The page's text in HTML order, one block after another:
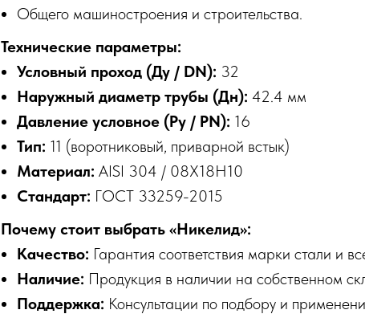
Общего машиностроения и строительства.
Технические параметры:
Условный проход (Ду / DN): 32
Наружный диаметр трубы (Дн): 42.4 мм
Давление условное (Ру / PN): 16
Тип: 11 (воротниковый, приварной встык)
Материал: AISI 304 / 08Х18Н10
Стандарт: ГОСТ 33259-2015
Почему стоит выбрать «Никелид»:
Качество: Гарантия соответствия марки стали и
Наличие: Продукция в наличии на собственном
Поддержка: Консультации по подбору и